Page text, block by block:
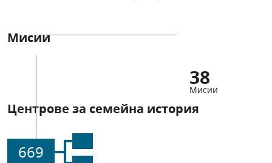
Мисии
38
Мисии
Центрове за семейна история
669